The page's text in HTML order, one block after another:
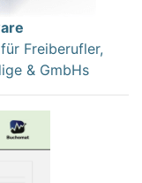
Freiberufler,
& GmbHs